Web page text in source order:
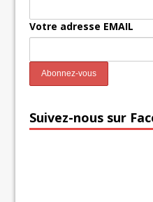
Votre adresse EMAIL
Suivez-nous sur